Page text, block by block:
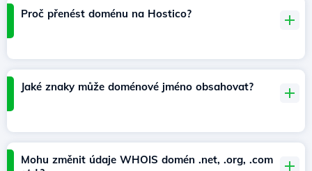
Proč přenést doménu na Hostico?
Jaké znaky může doménové jméno obsahovat?
Mohu změnit údaje WHOIS domén .net, .org, .com